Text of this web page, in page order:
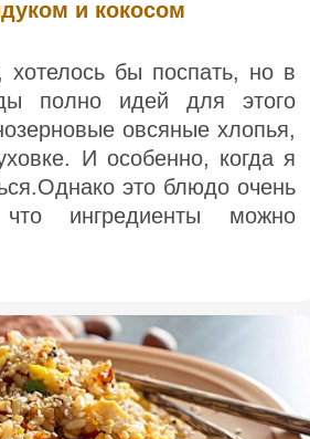
и кокосом
хотелось бы поспать, но в
полно идей для этого
овсяные хлопья,
И особенно, когда я
это блюдо очень
ингредиенты можно